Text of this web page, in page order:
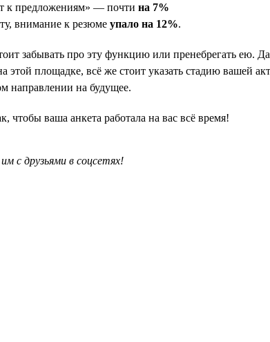
к предложениям» — почти на 7%
внимание к резюме упало на 12%.
забывать про эту функцию или пренебрегать ею.
этой площадке, всё же стоит указать стадию вашей
направлении на будущее.
чтобы ваша анкета работала на вас всё время!
с друзьями в соцсетях!